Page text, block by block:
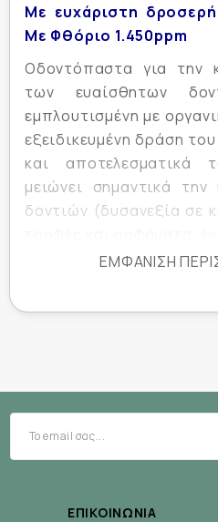
Με ευχάριστη
Με Φθόριο 1.450ppm
Οδοντόπαστα για την
των ευαίσθητων
εμπλουτισμένη με
εξειδικευμένη δράση
και αποτελεσματικά
μειώνει σημαντικά
δοντιών (δυσανεξία σε
κρύου αέρα).
δράση
ΕΜΦΆΝΙΣΗ
ΕΠΙΚΟΙΝΩΝΊΑ